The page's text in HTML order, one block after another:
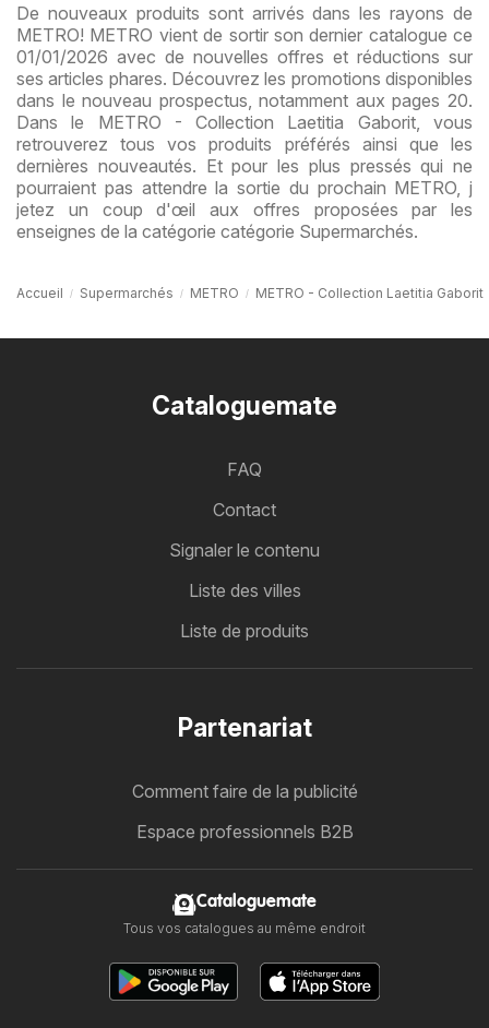
De nouveaux produits sont arrivés dans les rayons de
METRO! METRO vient de sortir son dernier catalogue ce
01/01/2026 avec de nouvelles offres et réductions sur
ses articles phares. Découvrez les promotions disponibles
dans le nouveau prospectus, notamment aux pages 20.
Dans le METRO - Collection Laetitia Gaborit, vous
retrouverez tous vos produits préférés ainsi que les
dernières nouveautés. Et pour les plus pressés qui ne
pourraient pas attendre la sortie du prochain METRO, j
jetez un coup d'œil aux offres proposées par les
enseignes de la catégorie catégorie Supermarchés.
Accueil Supermarchés METRO METRO - Collection Laetitia Gaborit
Cataloguemate
FAQ
Contact
Signaler le contenu
Liste des villes
Liste de produits
Partenariat
Comment faire de la publicité
Espace professionnels B2B
Cataloguemate
Tous vos catalogues au même endroit